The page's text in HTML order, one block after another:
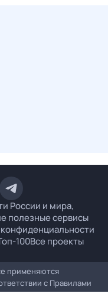
России и мира,
полезные сервисы
100Все проекты
применяются
с Правилами